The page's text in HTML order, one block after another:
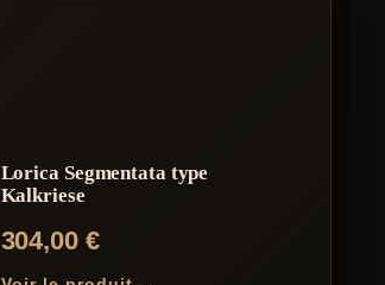
Lorica Segmentata type
Kalkriese
304,00 €